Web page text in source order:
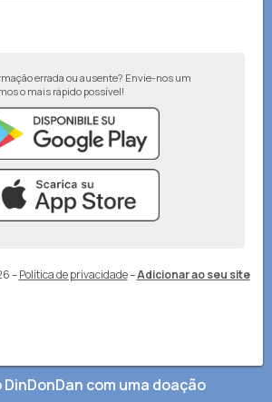
errada ou ausente? Envie-nos um
o mais rápido possível!
– Política de privacidade–Adicionar ao seu site
DinDonDan com uma doação